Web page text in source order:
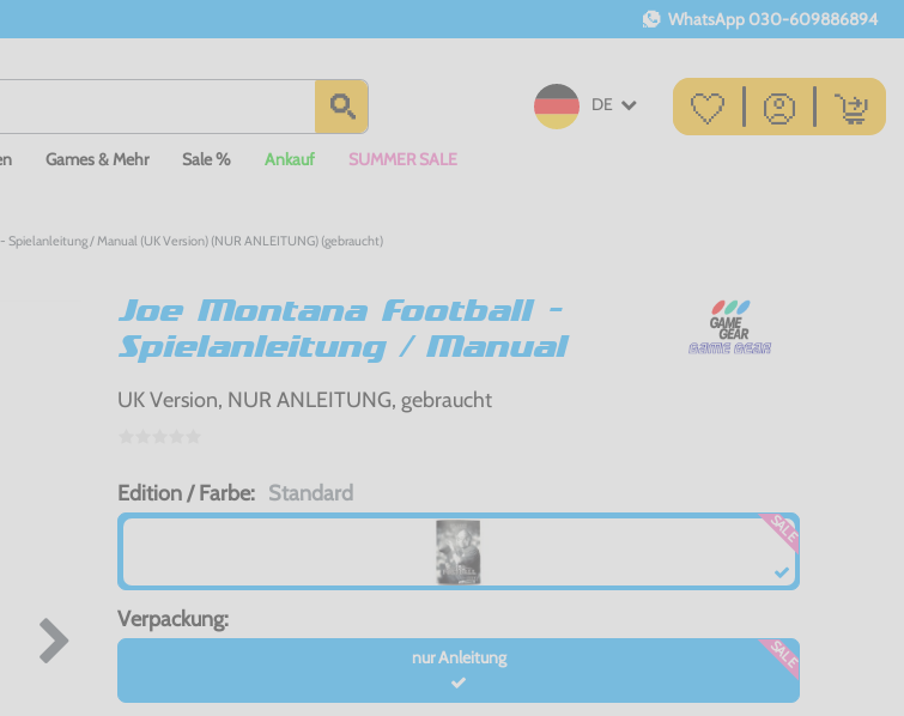
WhatsApp 030-609886894
DE
Games & Mehr Sale % Ankauf SUMMER SALE
Spielanleitung / Manual (UK Version) (NUR ANLEITUNG) (gebraucht)
Joe Montana Football -
Spielanleitung / Manual
UK Version, NUR ANLEITUNG, gebraucht
Edition / Farbe: Standard
SALE
Verpackung:
nur Anleitung SALE